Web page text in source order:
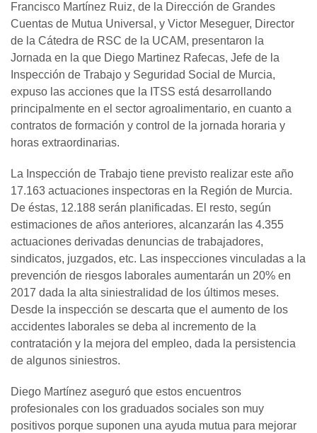
Francisco Martínez Ruiz, de la Dirección de Grandes
Cuentas de Mutua Universal, y Victor Meseguer, Director
de la Cátedra de RSC de la UCAM, presentaron la
Jornada en la que Diego Martinez Rafecas, Jefe de la
Inspección de Trabajo y Seguridad Social de Murcia,
expuso las acciones que la ITSS está desarrollando
principalmente en el sector agroalimentario, en cuanto a
contratos de formación y control de la jornada horaria y
horas extraordinarias.
La Inspección de Trabajo tiene previsto realizar este año
17.163 actuaciones inspectoras en la Región de Murcia.
De éstas, 12.188 serán planificadas. El resto, según
estimaciones de años anteriores, alcanzarán las 4.355
actuaciones derivadas denuncias de trabajadores,
sindicatos, juzgados, etc. Las inspecciones vinculadas a la
prevención de riesgos laborales aumentarán un 20% en
2017 dada la alta siniestralidad de los últimos meses.
Desde la inspección se descarta que el aumento de los
accidentes laborales se deba al incremento de la
contratación y la mejora del empleo, dada la persistencia
de algunos siniestros.
Diego Martínez aseguró que estos encuentros
profesionales con los graduados sociales son muy
positivos porque suponen una ayuda mutua para mejorar